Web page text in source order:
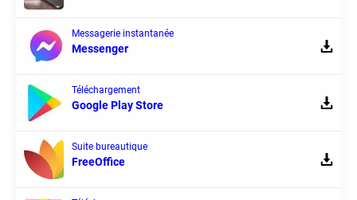
Messagerie instantanée
Messenger
Téléchargement
Google Play Store
Suite bureautique
FreeOffice